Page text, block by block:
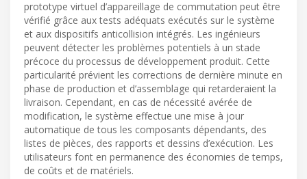
prototype virtuel d’appareillage de commutation peut être
vérifié grâce aux tests adéquats exécutés sur le système
et aux dispositifs anticollision intégrés. Les ingénieurs
peuvent détecter les problèmes potentiels à un stade
précoce du processus de développement produit. Cette
particularité prévient les corrections de dernière minute en
phase de production et d’assemblage qui retarderaient la
livraison. Cependant, en cas de nécessité avérée de
modification, le système effectue une mise à jour
automatique de tous les composants dépendants, des
listes de pièces, des rapports et dessins d’exécution. Les
utilisateurs font en permanence des économies de temps,
de coûts et de matériels.